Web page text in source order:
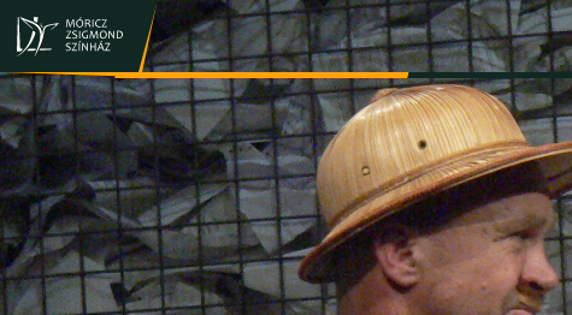
JEGY- ÉS BÉRLETVÁSÁRLÁS ELŐADÁSOK